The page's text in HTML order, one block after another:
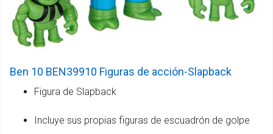
Ben 10 BEN39910 Figuras de acción-Slapback
Figura de Slapback
Incluye sus propias figuras de escuadrón de golpe